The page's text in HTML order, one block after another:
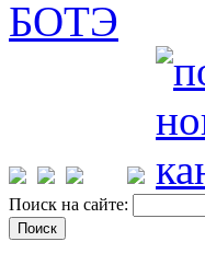
Поиск на сайте: